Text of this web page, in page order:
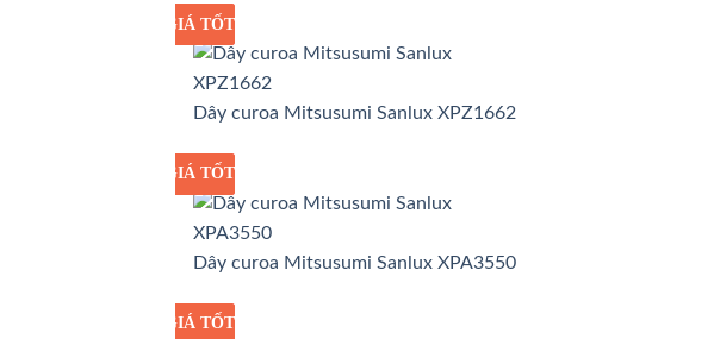
GIÁ SỈ
GIÁ TỐT
Dây curoa Mitsusumi Sanlux XPZ1662
GIÁ SỈ
GIÁ TỐT
Dây curoa Mitsusumi Sanlux XPA3550
GIÁ SỈ
GIÁ TỐT